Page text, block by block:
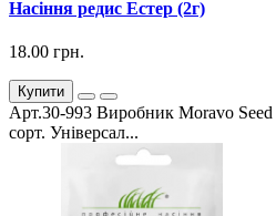
Насіння редис Естер (2г)
18.00 грн.
Купити
Арт.30-993 Виробник Moravo Seed
сорт. Універсал...